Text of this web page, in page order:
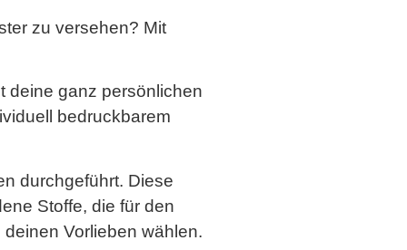
zu versehen? Mit
deine ganz persönlichen
bedruckbarem
durchgeführt. Diese
Stoffe, die für den
Vorlieben wählen.